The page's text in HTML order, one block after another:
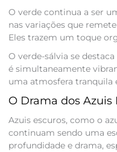
O verde continua a ser
nas variações que
Eles trazem um toque
O verde-sálvia se
é simultaneamente
uma atmosfera tranquila
O Drama dos Azuis
Azuis escuros, como o
continuam sendo uma
profundidade e drama,